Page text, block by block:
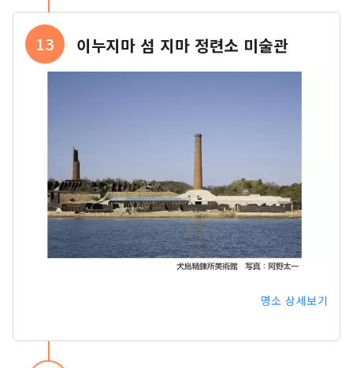
13 이누지마 섬 지마 정련소 미술관
명소 상세보기